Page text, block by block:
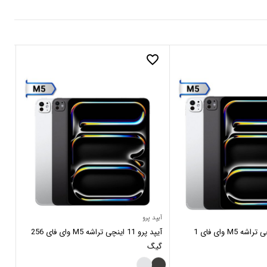
آیپد پرو 13 اینچی تراشه M5 وای فای 1
favorite_border
آیپد پرو
آیپد پرو 11 اینچی تراشه M5 وای فای 256
گیگ